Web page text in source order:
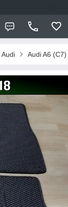
Audi Audi A6